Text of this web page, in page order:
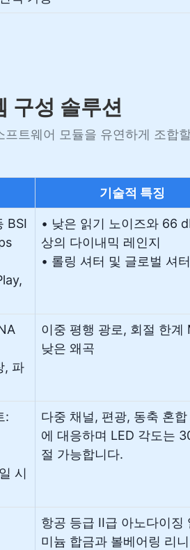
구성 솔루션
트웨어 모듈을 유연하게 조합
기술적 특징
BSI
• 낮은 읽기 노이즈와 66
상의 다이내믹 레인지
• 롤링 셔터 및 글로벌 셔
, 파
이중 평행 광로, 회절 한계
낮은 왜곡
:
시
다중 채널, 편광, 동축 혼
에 대응하며 LED 각도는
절 가능합니다.
항공 등급 II급 아노다이징
미늄 합금과 볼베어링 리